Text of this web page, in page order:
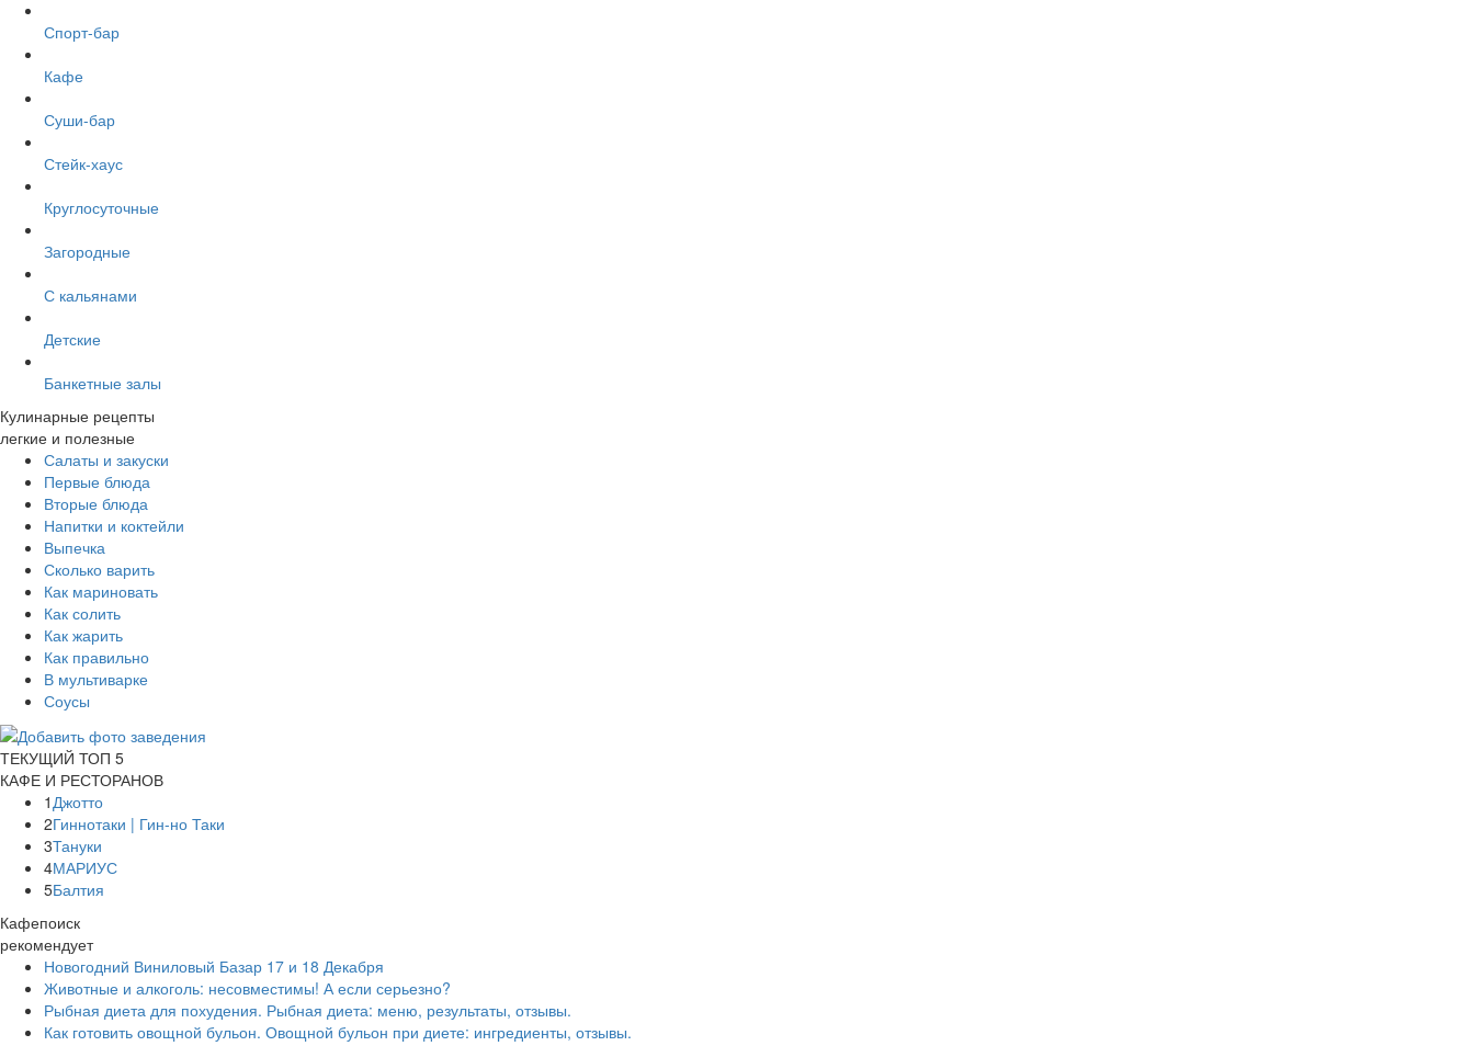
Спорт-бар
Кафе
Суши-бар
Стейк-хаус
Круглосуточные
Загородные
С кальянами
Детские
Банкетные залы
Кулинарные рецепты
легкие и полезные
Салаты и закуски
Первые блюда
Вторые блюда
Напитки и коктейли
Выпечка
Сколько варить
Как мариновать
Как солить
Как жарить
Как правильно
В мультиварке
Соусы
ТЕКУЩИЙ ТОП 5
КАФЕ И РЕСТОРАНОВ
1 Джотто
2Гиннотаки | Гин-но Таки
3Тануки
4МАРИУС
5Балтия
Кафепоиск
рекомендует
Новогодний Виниловый Базар 17 и 18 Декабря
Животные и алкоголь: несовместимы! А если серьезно?
Рыбная диета для похудения. Рыбная диета: меню, результаты, отзывы.
Как готовить овощной бульон. Овощной бульон при диете: ингредиенты, отзывы.